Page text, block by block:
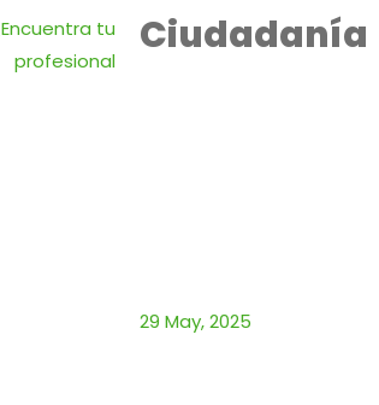
Encuentra tu
profesional
Ciudadanía
29 May, 2025